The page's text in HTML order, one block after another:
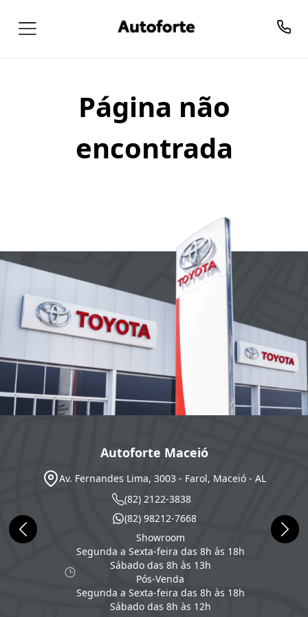
Página não
encontrada
Autoforte Maceió
Av. Fernandes Lima, 3003 - Farol, Maceió - AL
(82) 2122-3838
(82) 98212-7668
Showroom
Segunda a Sexta-feira das 8h às 18h
Sábado das 8h às 13h
Pós-Venda
Segunda a Sexta-feira das 8h às 18h
Sábado das 8h às 12h